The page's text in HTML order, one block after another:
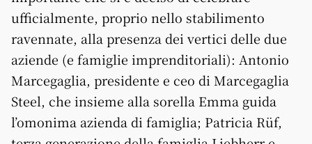
ufficialmente, proprio nello stabilimento
ravennate, alla presenza dei vertici delle due
aziende (e famiglie imprenditoriali): Antonio
Marcegaglia, presidente e ceo di Marcegaglia
Steel, che insieme alla sorella Emma guida
l’omonima azienda di famiglia; Patricia Rüf,